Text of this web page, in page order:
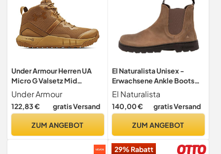
Under Armour Herren UA
Micro G Valsetz Mid
Traillaufschuhe
Under Armour
122,83 € gratis Versand
ZUM ANGEBOT
El Naturalista Unisex -
Erwachsene Ankle Boots
Nomada, Damen,Herren
Stiefeletten,Kurzstiefel,ue
bergangsschuhe,Stone,43
El Naturalista
140,00 € gratis Versand
ZUM ANGEBOT
29% Rabatt